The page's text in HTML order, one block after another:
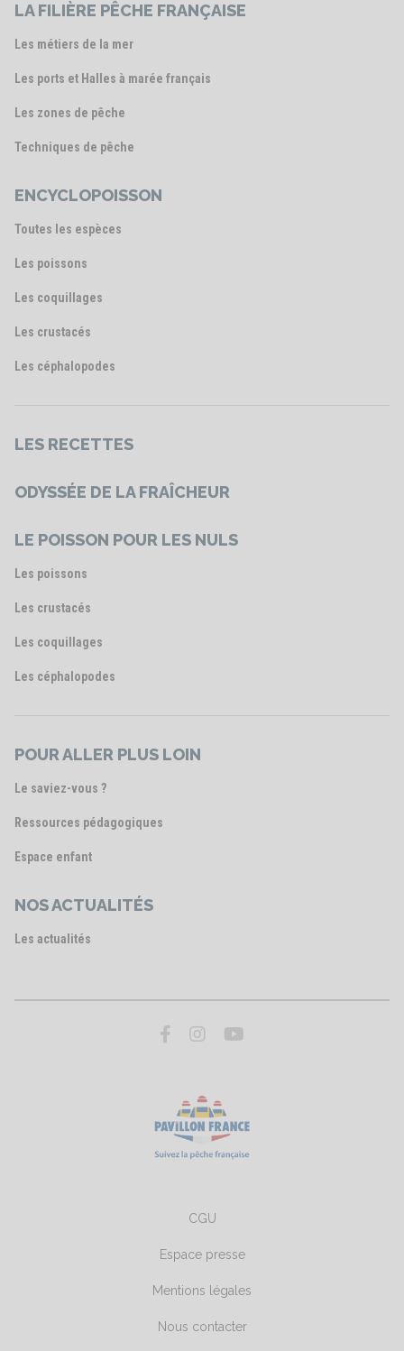
LA FILIÈRE PÊCHE FRANÇAISE
Les métiers de la mer
Les ports et Halles à marée français
Les zones de pêche
Techniques de pêche
ENCYCLOPOISSON
Toutes les espèces
Les poissons
Les coquillages
Les crustacés
Les céphalopodes
LES RECETTES
ODYSSÉE DE LA FRAÎCHEUR
LE POISSON POUR LES NULS
Les poissons
Les crustacés
Les coquillages
Les céphalopodes
POUR ALLER PLUS LOIN
Le saviez-vous ?
Ressources pédagogiques
Espace enfant
NOS ACTUALITÉS
Les actualités
CGU
Espace presse
Mentions légales
Nous contacter